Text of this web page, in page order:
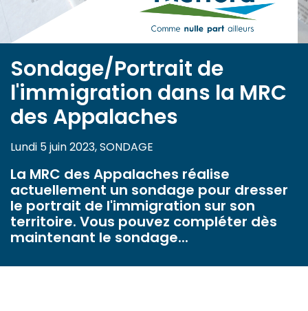
Sondage/Portrait de
l'immigration dans la MRC
des Appalaches
Lundi 5 juin 2023, SONDAGE
La MRC des Appalaches réalise
actuellement un sondage pour dresser
le portrait de l'immigration sur son
territoire. Vous pouvez compléter dès
maintenant le sondage...